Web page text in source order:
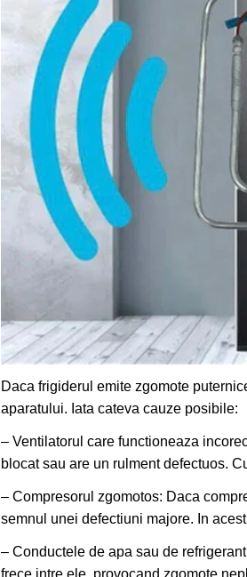
Daca frigiderul emite zgomote
aparatului. Iata cateva cauze posibile:
– Ventilatorul care functioneaza
blocat sau are un rulment defectuos.
– Compresorul zgomotos: Daca
semnul unei defectiuni majore. In
– Conductele de apa sau de
frece intre ele, provocand zgomote